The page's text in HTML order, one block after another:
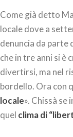
Come già detto
locale dove a
denuncia da parte
che in tre anni si è
divertirsi, ma nel
bordello. Ora con
locale». Chissà se
quel clima di